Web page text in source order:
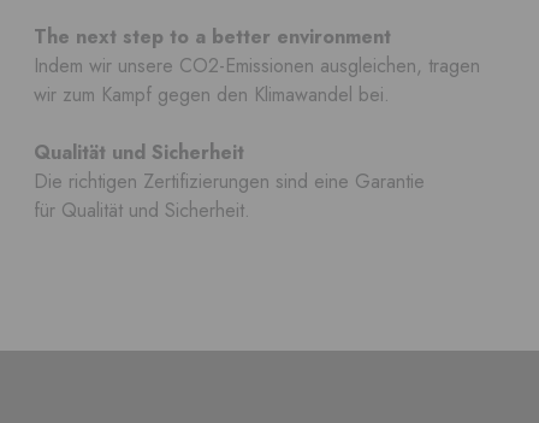
The next step to a better environment
Indem wir unsere CO2-Emissionen ausgleichen, tragen
wir zum Kampf gegen den Klimawandel bei.
Qualität und Sicherheit
Die richtigen Zertifizierungen sind eine Garantie
für Qualität und Sicherheit.